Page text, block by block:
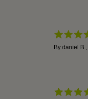
By daniel B.,